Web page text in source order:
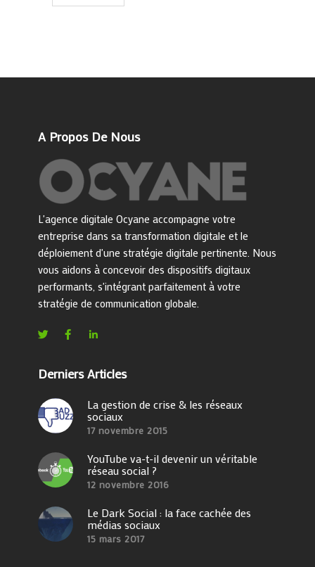
A Propos De Nous
L'agence digitale Ocyane accompagne votre
entreprise dans sa transformation digitale et le
déploiement d'une stratégie digitale pertinente. Nous
vous aidons à concevoir des dispositifs digitaux
performants, s'intégrant parfaitement à votre
stratégie de communication globale.
Derniers Articles
La gestion de crise & les réseaux
sociaux
17 novembre 2015
YouTube va-t-il devenir un véritable
réseau social ?
12 novembre 2016
Le Dark Social : la face cachée des
médias sociaux
15 mars 2017